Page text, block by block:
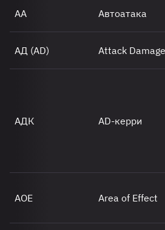
АА Автоатака
АД (AD) Attack Damage
АДК AD-керри
АОЕ Area of Effect